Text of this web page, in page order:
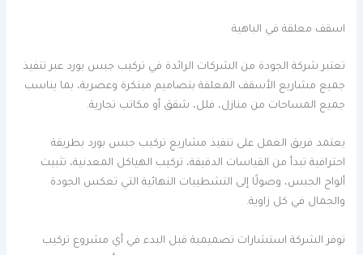
اسقف معلقة في الباهية
تعتبر شركة الجودة من الشركات الرائدة في تركيب جبس بورد عبر تنفيذ
جميع مشاريع الأسقف المعلقة بتصاميم مبتكرة وعصرية، بما يناسب
جميع المساحات من منازل، فلل، شقق أو مكاتب تجارية.
يعتمد فريق العمل على تنفيذ مشاريع تركيب جبس بورد بطريقة
احترافية تبدأ من القياسات الدقيقة، تركيب الهياكل المعدنية، تثبيت
ألواح الجبس، وصولًا إلى التشطيبات النهائية التي تعكس الجودة
والجمال في كل زاوية.
توفر الشركة استشارات تصميمية قبل البدء في أي مشروع تركيب